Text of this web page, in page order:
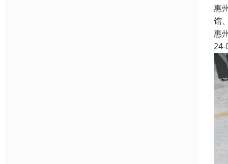
惠
馆
惠
24-